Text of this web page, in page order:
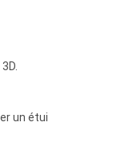
un étui